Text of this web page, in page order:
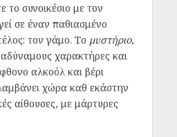
το συνοικέσιο με τον
σε έναν παθιασμένο
τον γάμο. Το μυστήριο,
χαρακτήρες και
αλκοόλ και βέρι
χώρα καθ εκάστην
αίθουσες, με μάρτυρες